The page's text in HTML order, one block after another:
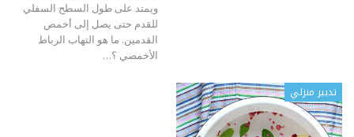
ويمتد على طول السطح السفلي
للقدم حتى يصل إلى أخمص
القدمين. ما هو التهاب الرباط
الأخمصي ؟…
تدبير منزلي